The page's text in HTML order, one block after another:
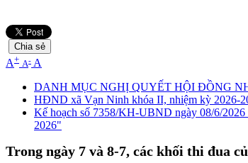
Chia sẻ
A+ A- A
DANH MỤC NGHỊ QUYẾT HỘI ĐỒNG
HĐND xã Vạn Ninh khóa II, nhiệm kỳ 2026-
Kế hoạch số 7358/KH-UBND ngày 08/6/
2026"
Trong ngày 7 và 8-7, các khối thi đua